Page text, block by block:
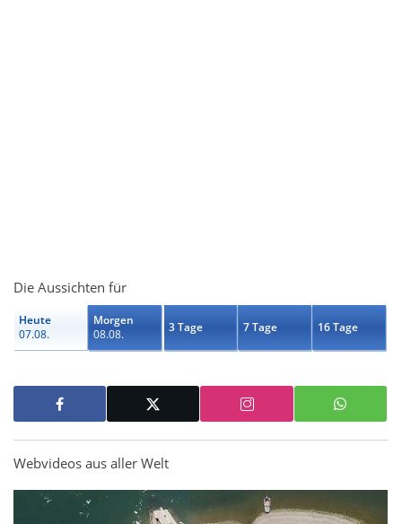
Die Aussichten für
Heute
07.08.
Morgen
08.08.
3 Tage 7 Tage 16 Tage
Webvideos aus aller Welt